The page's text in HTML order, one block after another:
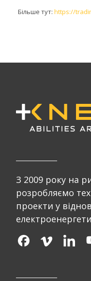
Більше тут: https://
З 2009 року на
розробляємо
проекти у